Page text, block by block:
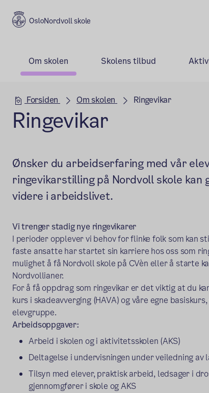
Nordvoll skole
Om skolen Skolens tilbud
Hovedseksjon
Forsiden Om skolen Ringevikar
Ringevikar
Ønsker du arbeidserfaring med vår
ringevikarstilling på Nordvoll skole kan
videre i arbeidslivet.
Vi trenger stadig nye ringevikarer
I perioder opplever vi behov for flinke folk som kan
faste ansatte har startet sin karriere hos oss som
mulighet å få Nordvoll skole på CVèn eller å starte
Nordvollianer.
For å få oppdrag som ringevikar er det viktig at du
kurs i skadeavverging (HAVA) og våre egne
elevgruppe.
Arbeidsoppgaver:
Arbeid i skolen og i aktivitetsskolen (AKS)
Deltagelse i undervisningen under veiledning
Tilsyn med elever, praktisk arbeid, ledsager i
gjennomgfører i skole og AKS